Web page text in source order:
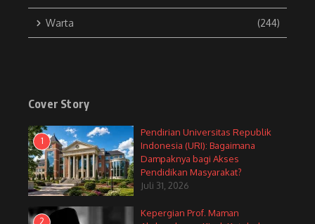
Warta (244)
Cover Story
1
Pendirian Universitas Republik
Indonesia (URI): Bagaimana
Dampaknya bagi Akses
Pendidikan Masyarakat?
Juli 31, 2026
2
Kepergian Prof. Maman